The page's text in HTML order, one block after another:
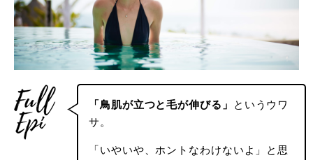
「鳥肌が立つと毛が伸びる」
というウワ
サ。
「いやいや、ホントなわけないよ」と思